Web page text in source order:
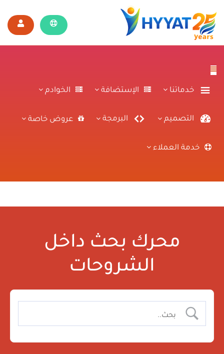
خدماتنا الإستضافة الخوادم
التصميم البرمجة عروض خاصة
خدمة العملاء
محرك بحث داخل
الشروحات